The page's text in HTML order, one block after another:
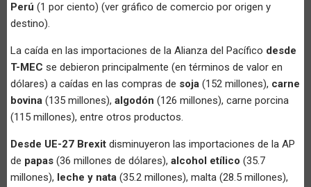
Perú (1 por ciento) (ver gráfico de comercio por origen y
destino).
La caída en las importaciones de la Alianza del Pacífico desde
T-MEC se debieron principalmente (en términos de valor en
dólares) a caídas en las compras de soja (152 millones), carne
bovina (135 millones), algodón (126 millones), carne porcina
(115 millones), entre otros productos.
Desde UE-27 Brexit disminuyeron las importaciones de la AP
de papas (36 millones de dólares), alcohol etílico (35.7
millones), leche y nata (35.2 millones), malta (28.5 millones),